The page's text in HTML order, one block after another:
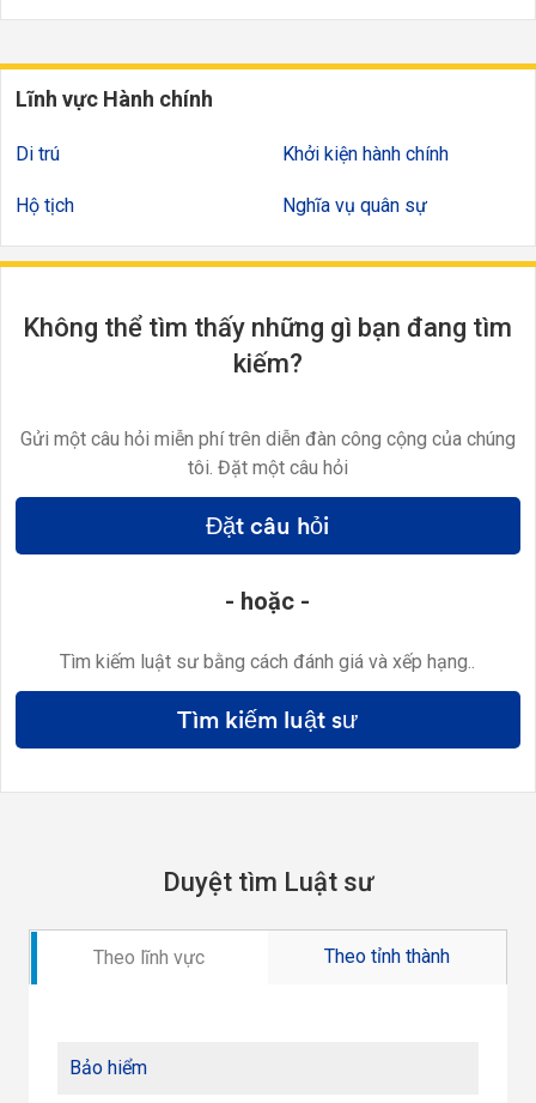
Lĩnh vực Hành chính
Di trú
Hộ tịch
Khởi kiện hành chính
Nghĩa vụ quân sự
Không thể tìm thấy những gì bạn đang tìm
kiếm?
Gửi một câu hỏi miễn phí trên diễn đàn công cộng của chúng
tôi. Đặt một câu hỏi
Đặt câu hỏi
- hoặc -
Tìm kiếm luật sư bằng cách đánh giá và xếp hạng..
Tìm kiếm luật sư
Duyệt tìm Luật sư
Theo lĩnh vực Theo tỉnh thành
Bảo hiểm